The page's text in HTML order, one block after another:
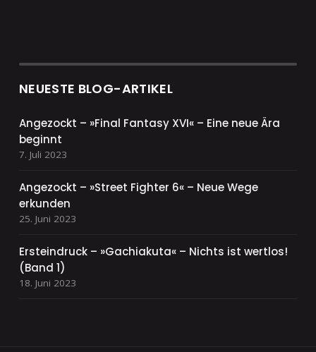
NEUESTE BLOG-ARTIKEL
Angezockt – »Final Fantasy XVI« – Eine neue Ära
beginnt
7. Juli 2023
Angezockt – »Street Fighter 6« – Neue Wege
erkunden
25. Juni 2023
Ersteindruck – »Gachiakuta« – Nichts ist wertlos!
(Band 1)
18. Juni 2023